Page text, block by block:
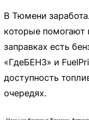
В Тюмени
которые помогают
заправках есть
«ГдеБЕНЗ» и
доступность
очередях.